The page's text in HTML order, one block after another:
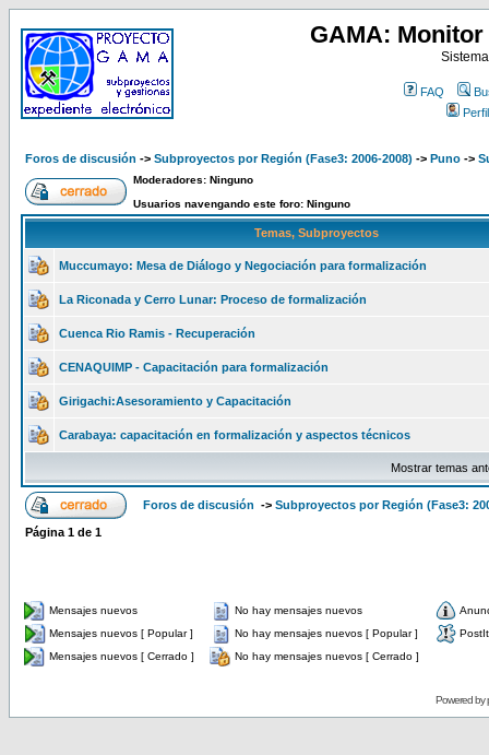
GAMA:
FAQ
Perfil
Foros de discusión -> Subproyectos por Región (Fase3: 2006-2008) -> Puno ->
Moderadores: Ninguno
Usuarios navengando este foro: Ninguno
Temas, Subproyectos
Muccumayo: Mesa de Diálogo y Negociación para formalización
La Riconada y Cerro Lunar: Proceso de formalización
Cuenca Rio Ramis - Recuperación
CENAQUIMP - Capacitación para formalización
Girigachi:Asesoramiento y Capacitación
Carabaya: capacitación en formalización y aspectos técnicos
Mostrar temas
Foros de discusión -> Subproyectos por Región (Fase3:
Página 1 de 1
Mensajes nuevos No hay mensajes nuevos
Mensajes nuevos [ Popular ]
No hay mensajes nuevos [ Popular ]
PostIt
Mensajes nuevos [ Cerrado ]
No hay mensajes nuevos [ Cerrado ]
Powered by